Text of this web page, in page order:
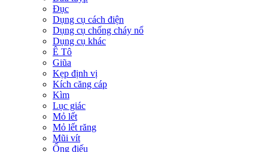
Đục
Dụng cụ cách điện
Dụng cụ chống cháy nổ
Dụng cụ khác
Ê Tô
Giũa
Kẹp định vị
Kích căng cáp
Kìm
Lục giác
Mỏ lết
Mỏ lết răng
Mũi vít
Ống điếu